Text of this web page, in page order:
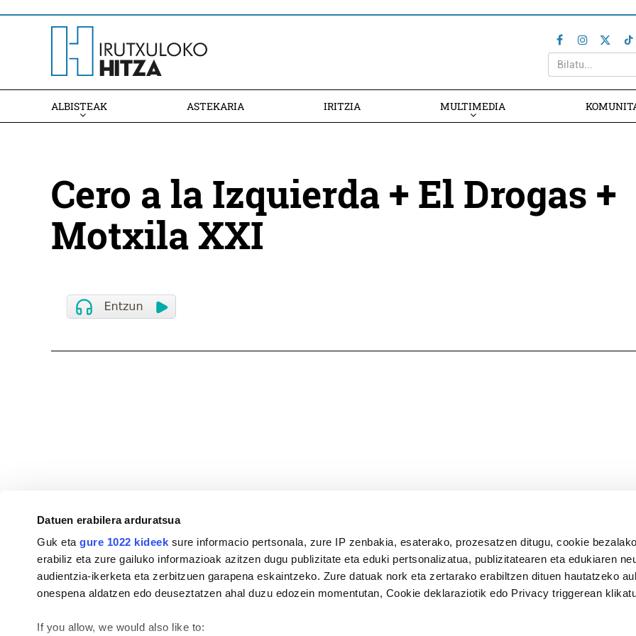
Datuen erabilera arduratsua
Guk etagure 1022 kideek sure informacio pertsonala, zure IP zenbakia, esaterako, prozesatzen ditugu, cookie
erabiliz eta zure gailuko informazioak azitzen dugu publizitate eta eduki pertsonalizatua, publizitatearen eta edukiaren
audientzia-ikerketa eta zerbitzuen garapena eskaintzeko. Zure datuak nork eta zertarako erabiltzen dituen hautatzeko
onespena aldatzen edo deuseztatzen ahal duzu edozein momentutan, Cookie deklaraziotik edo Privacy triggerean
If you allow, we would also like to:
ALBISTEAK ASTEKARIA IRITZIA MULTIMEDIA
Cero a la Izquierda + El Drogas +
Motxila XXI